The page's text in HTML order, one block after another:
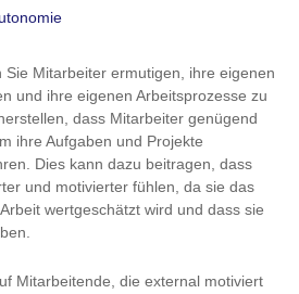
Mitarbeiter ermutigen, ihre eigenen
und ihre eigenen Arbeitsprozesse zu
dass Mitarbeiter genügend
ihre Aufgaben und Projekte
Dies kann dazu beitragen, dass
und motivierter fühlen, da sie das
wertgeschätzt wird und dass sie
Mitarbeitende, die external motiviert